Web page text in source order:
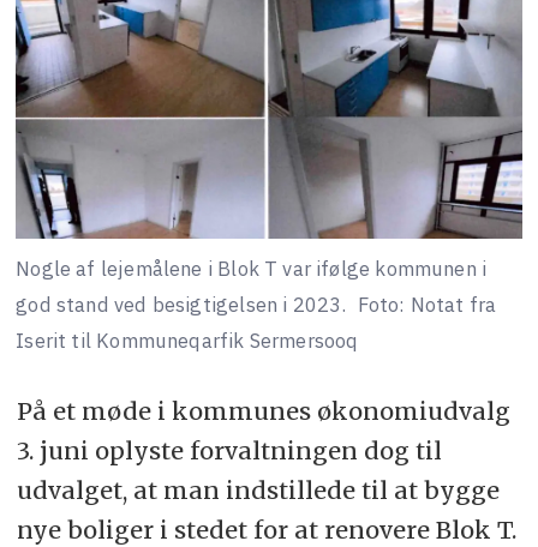
Nogle af lejemålene i Blok T var ifølge kommunen i
god stand ved besigtigelsen i 2023. Foto: Notat fra
Iserit til Kommuneqarfik Sermersooq
På et møde i kommunes økonomiudvalg
3. juni oplyste forvaltningen dog til
udvalget, at man indstillede til at bygge
nye boliger i stedet for at renovere Blok T.